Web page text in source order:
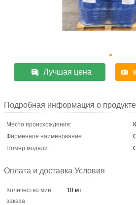
Лучшая цена
Подробная информация о продукте
Место происхождения:
Фирменное наименование:
Номер модели:
Оплата и доставка Условия
Количество мин
заказа:
10 мт